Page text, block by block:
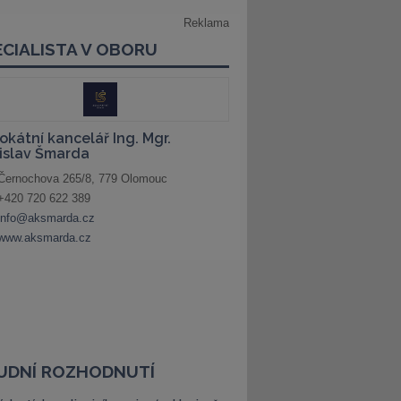
ROZHODNUTÍ